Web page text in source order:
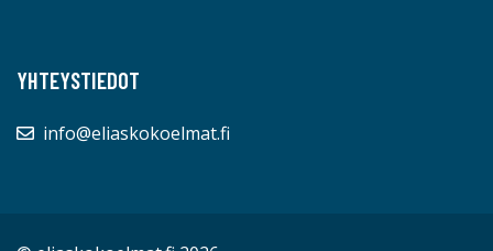
YHTEYSTIEDOT
info@eliaskokoelmat.fi